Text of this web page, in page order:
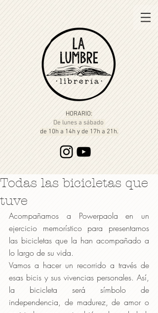
HORARIO:
De lunes a sábado
de 10h a 14h y de 17h a 21h.
Todas las bicicletas que
tuve
Acompañamos a Powerpaola en un
ejercicio memorístico para presentarnos
las bicicletas que la han acompañado a
lo largo de su vida.
Vamos a hacer un recorrido a través de
esas bicis y sus vivencias personales. Así,
la bicicleta será símbolo de
independencia, de madurez, de amor o